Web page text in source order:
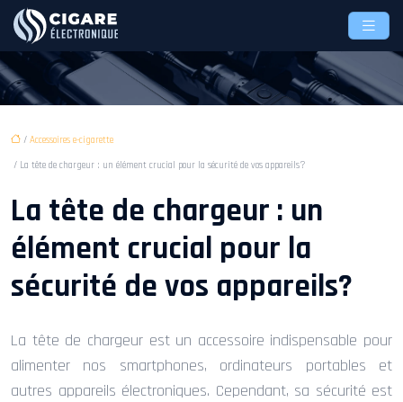
/ Accessoires e-cigarette
/ La tête de chargeur : un élément crucial pour la sécurité de vos appareils?
La tête de chargeur : un
élément crucial pour la
sécurité de vos appareils?
La tête de chargeur est un accessoire indispensable pour
alimenter nos smartphones, ordinateurs portables et
autres appareils électroniques. Cependant, sa sécurité est